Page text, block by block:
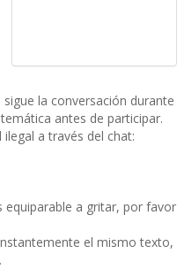
la conversación durante
antes de participar.
a través del chat:
equiparable a gritar, por favor
el mismo texto,